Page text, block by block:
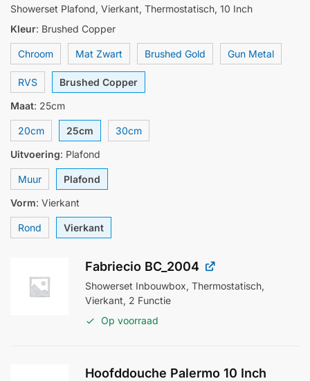
Showerset Plafond, Vierkant, Thermostatisch, 10 Inch
Kleur: Brushed Copper
Chroom Mat Zwart Brushed Gold Gun Metal
RVS
Brushed Copper
Maat: 25cm
20cm 25cm
30cm
Uitvoering: Plafond
Muur
Plafond
Vorm: Vierkant
Rond Vierkant
Fabriecio BC_2004
Showerset Inbouwbox, Thermostatisch,
Vierkant, 2 Functie
Op voorraad
Hoofddouche Palermo 10 Inch